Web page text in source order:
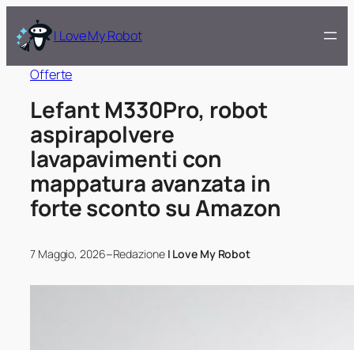
I Love My Robot
Offerte
Lefant M330Pro, robot
aspirapolvere
lavapavimenti con
mappatura avanzata in
forte sconto su Amazon
7 Maggio, 2026–Redazione I Love My Robot